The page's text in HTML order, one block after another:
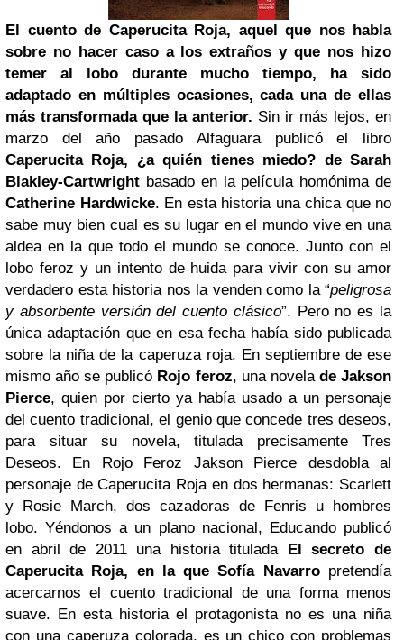
El cuento de Caperucita Roja, aquel que nos habla
sobre no hacer caso a los extraños y que nos hizo
temer al lobo durante mucho tiempo, ha sido
adaptado en múltiples ocasiones, cada una de ellas
más transformada que la anterior. Sin ir más lejos, en
marzo del año pasado Alfaguara publicó el libro
Caperucita Roja, ¿a quién tienes miedo? de Sarah
Blakley-Cartwright basado en la película homónima de
Catherine Hardwicke. En esta historia una chica que no
sabe muy bien cual es su lugar en el mundo vive en una
aldea en la que todo el mundo se conoce. Junto con el
lobo feroz y un intento de huida para vivir con su amor
verdadero esta historia nos la venden como la “peligrosa
y absorbente versión del cuento clásico”. Pero no es la
única adaptación que en esa fecha había sido publicada
sobre la niña de la caperuza roja. En septiembre de ese
mismo año se publicó Rojo feroz, una novela de Jakson
Pierce, quien por cierto ya había usado a un personaje
del cuento tradicional, el genio que concede tres deseos,
para situar su novela, titulada precisamente Tres
Deseos. En Rojo Feroz Jakson Pierce desdobla al
personaje de Caperucita Roja en dos hermanas: Scarlett
y Rosie March, dos cazadoras de Fenris u hombres
lobo. Yéndonos a un plano nacional, Educando publicó
en abril de 2011 una historia tituladaEl secreto de
Caperucita Roja, en la que Sofía Navarropretendía
acercarnos el cuento tradicional de una forma menos
suave. En esta historia el protagonista no es una niña
con una caperuza colorada, es un chico con problemas